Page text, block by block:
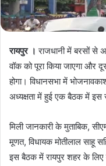
रायपुर ।राजधानी में बरसों से
वॉक को पूरा किया जाएगा और
होगा। विधानसभा में
अध्यक्षता में हुई एक बैठक में इस
मिली जानकारी के मुताबिक,
मूणत, विधायक मोतीलाल साहू
इस बैठक में रायपुर शहर के लिए